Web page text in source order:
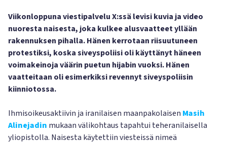
Viikonloppuna viestipalvelu X:ssä levisi kuvia ja video
nuoresta naisesta, joka kulkee alusvaatteet yllään
rakennuksen pihalla. Hänen kerrotaan riisuutuneen
protestiksi, koska siveyspoliisi oli käyttänyt häneen
voimakeinoja väärin puetun hijabin vuoksi. Hänen
vaatteitaan oli esimerkiksi revennyt siveyspoliisin
kiinniotossa.
Ihmisoikeusaktiivin ja iranilaisen maanpakolaisen Masih
Alinejadin mukaan välikohtaus tapahtui teheranilaisella
yliopistolla. Naisesta käytettiin viesteissä nimeä